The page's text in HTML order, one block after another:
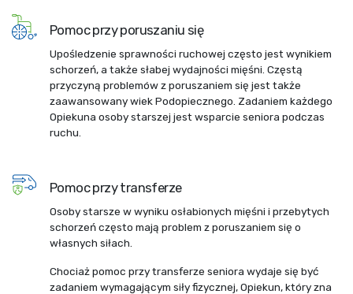
Pomoc przy poruszaniu się
Upośledzenie sprawności ruchowej często jest wynikiem
schorzeń, a także słabej wydajności mięśni. Częstą
przyczyną problemów z poruszaniem się jest także
zaawansowany wiek Podopiecznego. Zadaniem każdego
Opiekuna osoby starszej jest wsparcie seniora podczas
ruchu.
Pomoc przy transferze
Osoby starsze w wyniku osłabionych mięśni i przebytych
schorzeń często mają problem z poruszaniem się o
własnych siłach.
Chociaż pomoc przy transferze seniora wydaje się być
zadaniem wymagającym siły fizycznej, Opiekun, który zna